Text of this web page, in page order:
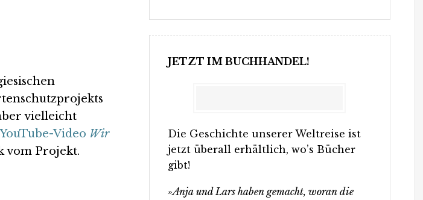
vielleicht
YouTube-Video Wir
vom Projekt.
JETZT IM BUCHHANDEL!
Die Geschichte unserer Weltreise ist
jetzt überall erhältlich, wo’s Bücher
gibt!
»Anja und Lars haben gemacht, woran die